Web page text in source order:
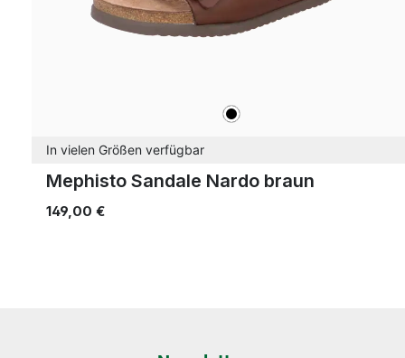
schwarz
In vielen Größen verfügbar
Mephisto Sandale Nardo braun
149,00 €